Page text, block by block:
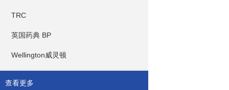
TRC
英国药典 BP
Wellington威灵顿
查看更多